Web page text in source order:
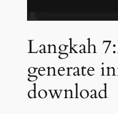
Langkah
generate
download